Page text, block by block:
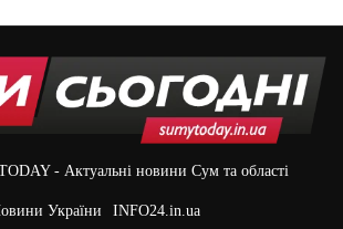
- Актуальні новини Сум та області
України INFO24.in.ua